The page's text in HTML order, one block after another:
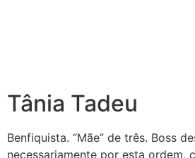
Tânia Tadeu
Benfiquista. “Mãe” de três. Boss
necessariamente por esta ordem,